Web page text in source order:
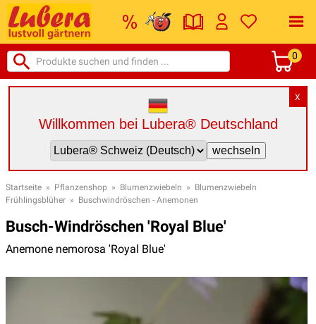
0
X
Willkommen bei Lubera® Deutschland
Startseite » Pflanzenshop » Blumenzwiebeln » Blumenzwiebeln
Frühlingsblüher » Buschwindröschen - Anemonen
Busch-Windröschen 'Royal Blue'
Anemone nemorosa 'Royal Blue'